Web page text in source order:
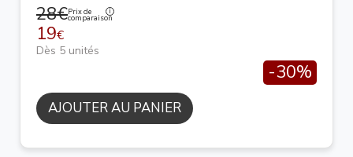
28€Prix de
comparaison
19€
Dès 5 unités
-30%
AJOUTER AU PANIER